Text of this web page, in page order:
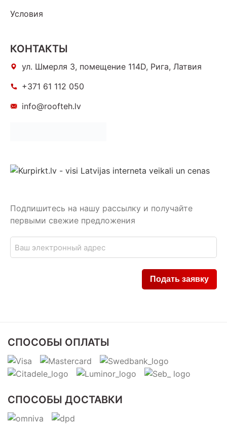
Условия
КОНТАКТЫ
ул. Шмерля 3, помещение 114D, Рига, Латвия
+371 61 112 050
info@roofteh.lv
Подпишитесь на нашу рассылку и получайте
первыми свежие предложения
СПОСОБЫ ОПЛАТЫ
СПОСОБЫ ДОСТАВКИ